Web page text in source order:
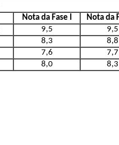
Nota da Fase l
Nota da
9,5
9,5
8,3
8,8
7,6
7,7
8,0 8,3